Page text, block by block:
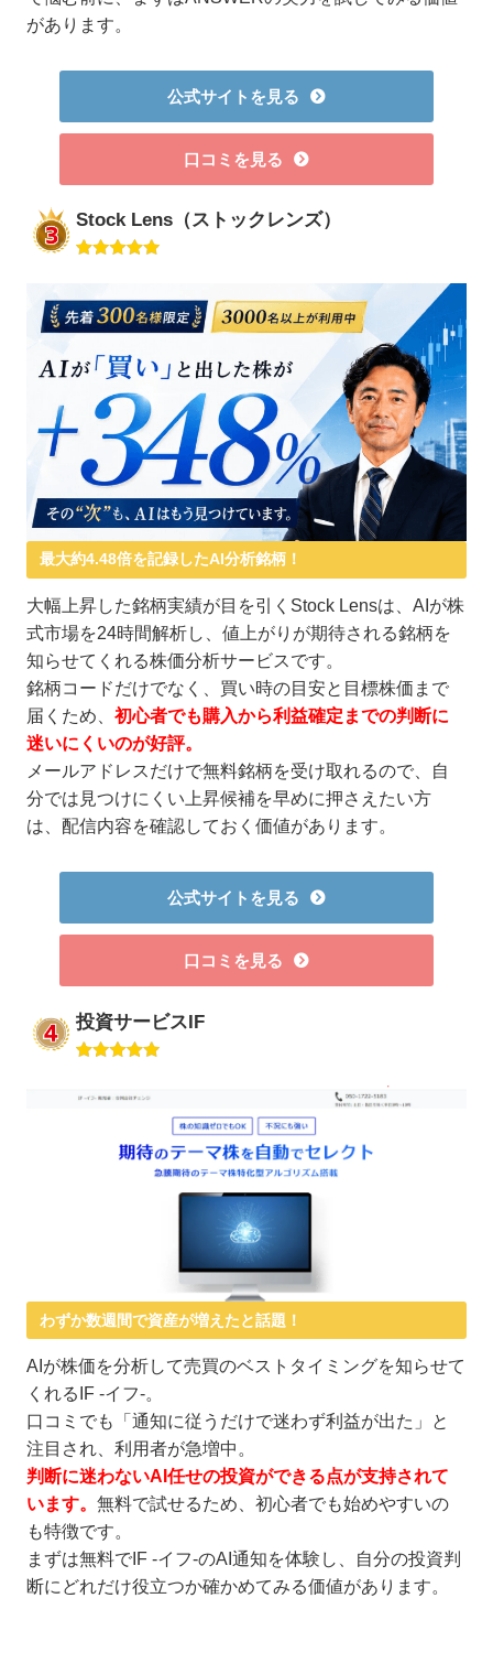
があります。
公式サイトを見る
口コミを見る
Stock Lens（ストックレンズ）
最大約4.48倍を記録したAI分析銘柄！
大幅上昇した銘柄実績が目を引くStock Lensは、AIが株
式市場を24時間解析し、値上がりが期待される銘柄を
知らせてくれる株価分析サービスです。
銘柄コードだけでなく、買い時の目安と目標株価まで
届くため、初心者でも購入から利益確定までの判断に
迷いにくいのが好評。
メールアドレスだけで無料銘柄を受け取れるので、自
分では見つけにくい上昇候補を早めに押さえたい方
は、配信内容を確認しておく価値があります。
公式サイトを見る
口コミを見る
投資サービスIF
わずか数週間で資産が増えたと話題！
AIが株価を分析して売買のベストタイミングを知らせて
くれるIF -イフ-。
口コミでも「通知に従うだけで迷わず利益が出た」と
注目され、利用者が急増中。
判断に迷わないAI任せの投資ができる点が支持されて
います。無料で試せるため、初心者でも始めやすいの
も特徴です。
まずは無料でIF -イフ-のAI通知を体験し、自分の投資判
断にどれだけ役立つか確かめてみる価値があります。